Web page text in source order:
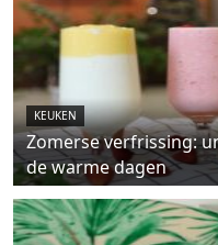
KEUKEN
Zomerse verfrissing:
de warme dagen